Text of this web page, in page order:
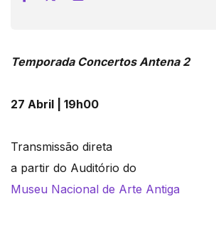
Temporada Concertos Antena 2
27 Abril | 19h00
Transmissão direta
a partir do Auditório do
Museu Nacional de Arte Antiga